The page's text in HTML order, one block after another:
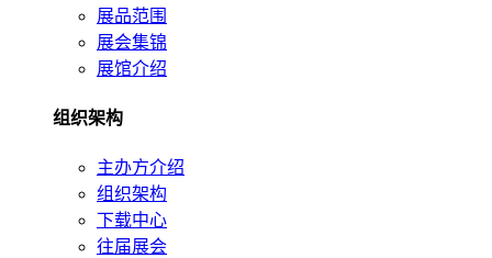
展品范围
展会集锦
展馆介绍
组织架构
主办方介绍
组织架构
下载中心
往届展会